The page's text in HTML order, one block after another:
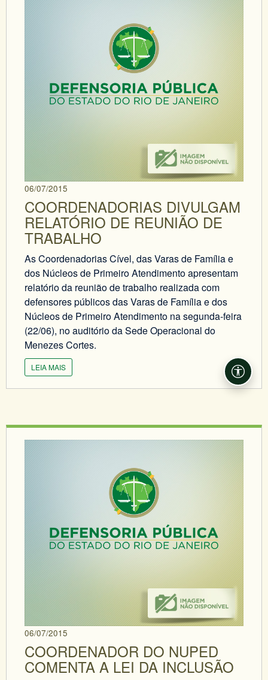
06/07/2015
COORDENADORIAS DIVULGAM
RELATÓRIO DE REUNIÃO DE
TRABALHO
As Coordenadorias Cível, das Varas de Família e
dos Núcleos de Primeiro Atendimento apresentam
relatório da reunião de trabalho realizada com
defensores públicos das Varas de Família e dos
Núcleos de Primeiro Atendimento na segunda-feira
(22/06), no auditório da Sede Operacional do
Menezes Cortes.
LEIA MAIS
06/07/2015
COORDENADOR DO NUPED
COMENTA A LEI DA INCLUSÃO